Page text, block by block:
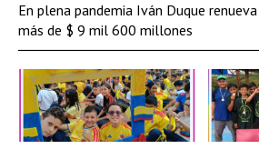
En plena pandemia Iván Duque
más de $ 9 mil 600 millones